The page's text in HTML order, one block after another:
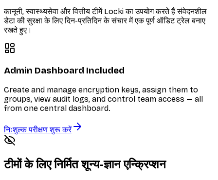
कानूनी, स्वास्थ्यसेवा और वित्तीय टीमें Locki का उपयोग करते हैं संवेदनशील
डेटा की सुरक्षा के लिए दिन-प्रतिदिन के संचार में एक पूर्ण ऑडिट ट्रेल बनाए
रखते हुए।
Admin Dashboard Included
Create and manage encryption keys, assign them to
groups, view audit logs, and control team access — all
from one central dashboard.
निःशुल्क परीक्षण शुरू करें
टीमों के लिए निर्मित शून्य-ज्ञान एन्क्रिप्शन